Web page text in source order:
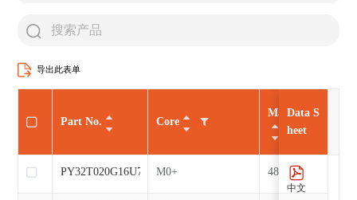
导出此表单
Core
Max CLK（MHz
M0+ 48
Part No.
PY32T020G16U7
Data S
heet
中文